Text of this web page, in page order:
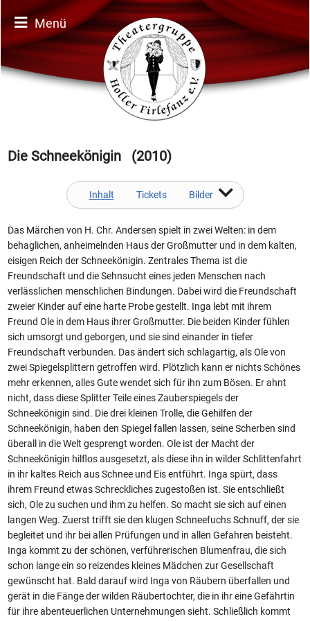
Menü
Die Schneekönigin (2010)
Inhalt Tickets Bilder
Das Märchen von H. Chr. Andersen spielt in zwei Welten: in dem
behaglichen, anheimelnden Haus der Großmutter und in dem kalten,
eisigen Reich der Schneekönigin. Zentrales Thema ist die
Freundschaft und die Sehnsucht eines jeden Menschen nach
verlässlichen menschlichen Bindungen. Dabei wird die Freundschaft
zweier Kinder auf eine harte Probe gestellt. Inga lebt mit ihrem
Freund Ole in dem Haus ihrer Großmutter. Die beiden Kinder fühlen
sich umsorgt und geborgen, und sie sind einander in tiefer
Freundschaft verbunden. Das ändert sich schlagartig, als Ole von
zwei Spiegelsplittern getroffen wird. Plötzlich kann er nichts Schönes
mehr erkennen, alles Gute wendet sich für ihn zum Bösen. Er ahnt
nicht, dass diese Splitter Teile eines Zauberspiegels der
Schneekönigin sind. Die drei kleinen Trolle, die Gehilfen der
Schneekönigin, haben den Spiegel fallen lassen, seine Scherben sind
überall in die Welt gesprengt worden. Ole ist der Macht der
Schneekönigin hilflos ausgesetzt, als diese ihn in wilder Schlittenfahrt
in ihr kaltes Reich aus Schnee und Eis entführt. Inga spürt, dass
ihrem Freund etwas Schreckliches zugestoßen ist. Sie entschließt
sich, Ole zu suchen und ihm zu helfen. So macht sie sich auf einen
langen Weg. Zuerst trifft sie den klugen Schneefuchs Schnuff, der sie
begleitet und ihr bei allen Prüfungen und in allen Gefahren beisteht.
Inga kommt zu der schönen, verführerischen Blumenfrau, die sich
schon lange ein so reizendes kleines Mädchen zur Gesellschaft
gewünscht hat. Bald darauf wird Inga von Räubern überfallen und
gerät in die Fänge der wilden Räubertochter, die in ihr eine Gefährtin
für ihre abenteuerlichen Unternehmungen sieht. Schließlich kommt